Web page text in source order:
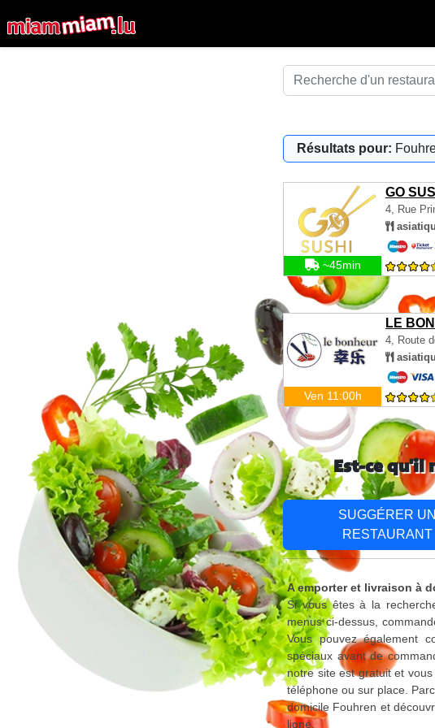
Résultats pour:
GO
4, Rue
~45min
LE
4, Route
Ven 11:00h
Est-ce qu'il
SUGGÉRER UN
RESTAURANT
A emporter et livraison à
Si vous êtes à la
menus ci-dessus,
Vous pouvez également
spéciaux avant de
notre site est gratuit et
téléphone ou sur place.
domicile Fouhren et
ligne.